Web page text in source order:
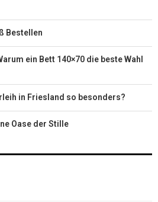
Bestellen
ein Bett 140×70 die beste Wahl
in Friesland so besonders?
Oase der Stille